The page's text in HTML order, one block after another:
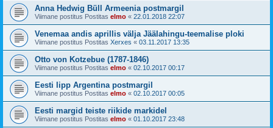
Anna Hedwig Büll Armeenia postmargil
Viimane postitus Postitas elmo « 22.01.2018 22:07
Venemaa andis aprillis välja Jäälahingu-teemalise ploki
Viimane postitus Postitas Xerxes « 03.11.2017 13:35
Otto von Kotzebue (1787-1846)
Viimane postitus Postitas elmo « 02.10.2017 00:17
Eesti lipp Argentina postmargil
Viimane postitus Postitas elmo « 02.10.2017 00:05
Eesti margid teiste riikide markidel
Viimane postitus Postitas elmo « 01.10.2017 23:48